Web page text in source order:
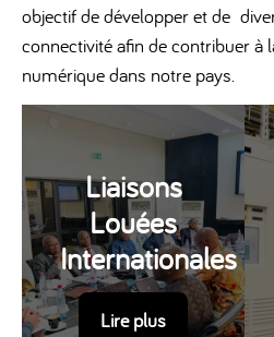
objectif de développer et de
connectivité afin de contribuer à
numérique dans notre pays.
Liaisons
Louées
Internationales
Lire plus